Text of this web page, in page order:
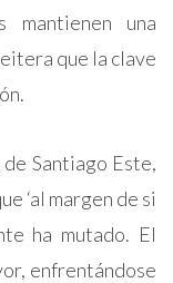
una
que la clave
Santiago Este,
‘al margen de si
ha mutado. El
enfrentándose